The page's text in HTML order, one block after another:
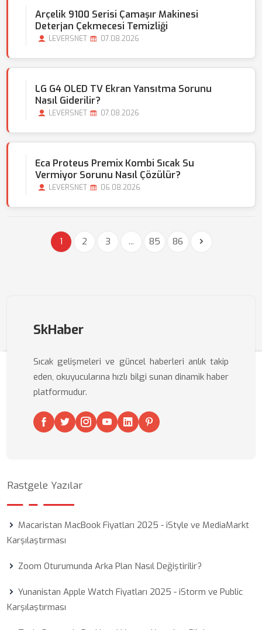
Arçelik 9100 Serisi Çamaşır Makinesi
Deterjan Çekmecesi Temizliği
LEVERSNET 07.08.2026
LG G4 OLED TV Ekran Yansıtma Sorunu
Nasıl Giderilir?
LEVERSNET 07.08.2026
Eca Proteus Premix Kombi Sıcak Su
Vermiyor Sorunu Nasıl Çözülür?
LEVERSNET 06.08.2026
1 2 3 ... 85 86
SkHaber
Sıcak gelişmeleri ve güncel haberleri anlık takip
eden, okuyucularına hızlı bilgi sunan dinamik haber
platformudur.
Rastgele Yazılar
Macaristan MacBook Fiyatları 2025 - iStyle ve MediaMarkt
Karşılaştırması
Zoom Oturumunda Arka Plan Nasıl Değiştirilir?
Yunanistan Apple Watch Fiyatları 2025 - iStorm ve Public
Karşılaştırması